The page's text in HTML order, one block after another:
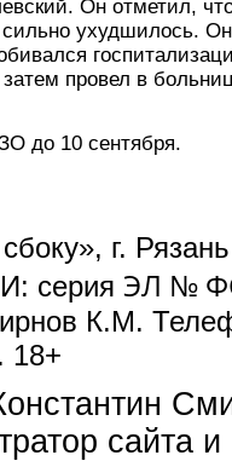
Он отметил,
ухудшилось. Он
провел в
до 10 сентября.
г.
серия ЭЛ №
К.М.
sends e-mail)
. 18+
сайта